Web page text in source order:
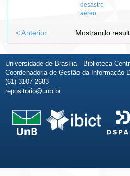
desastre
aéreo
Mostrando
< Anterior
Universidade de Brasília - Biblioteca
Coordenadoria de Gestão da Informação
(61) 3107-2683
repositorio@unb.br